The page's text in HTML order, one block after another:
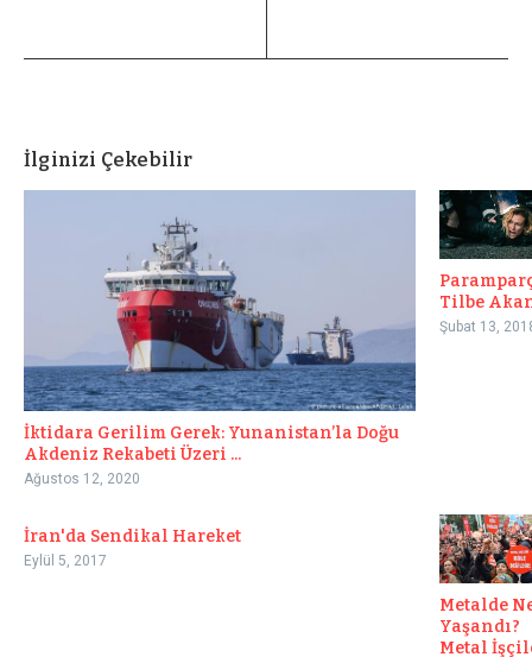
İlginizi Çekebilir
İktidara Gerilim Gerek: Yunanistan’la Doğu
Akdeniz Rekabeti Üzeri ...
Ağustos 12, 2020
Tilbe
Şubat 13,
İran'da Sendikal Hareket
Eylül 5, 2017
Metalde
Yaşandı?
Metal